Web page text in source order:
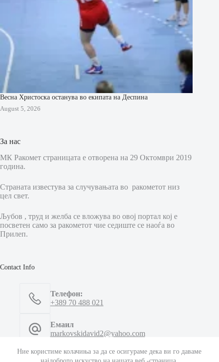
Ние користиме колачиња за да се осигураме дека ви го даваме
Весна Христоска останува во екипата на Деспина
August 5, 2026
За нас
МК Ракомет страницата е отворена на 29 Октомври 2019
година.
Страната известува за случувањата во ракометот низ
цел свет.
Љубов , труд и желба се вложува во овој портал кој е
посветен само за ракометот чие седиште се наоѓа во
Прилеп.
Contact Info
Телефон:
+389 70 488 021
Емаил
markovskidavid2@yahoo.com
Емаил